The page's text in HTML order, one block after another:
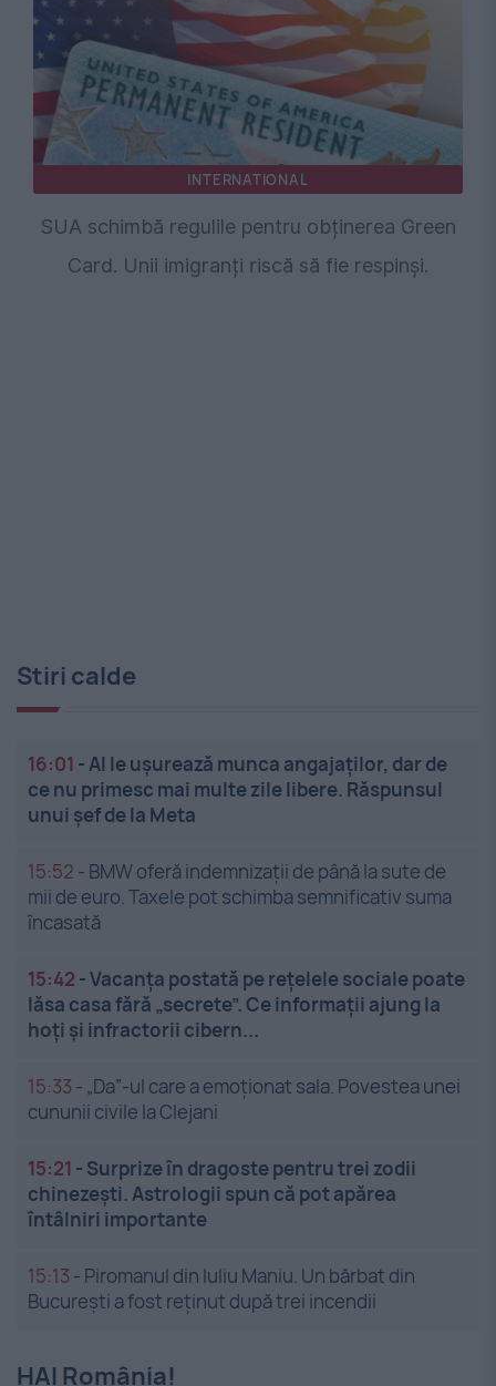
INTERNATIONAL
SUA schimbă regulile pentru obținerea Green
Card. Unii imigranți riscă să fie respinși.
Stiri calde
16:01 -AI le ușurează munca angajaților, dar de
ce nu primesc mai multe zile libere. Răspunsul
unui șef de la Meta
15:52 - BMW oferă indemnizații de până la sute de
mii de euro. Taxele pot schimba semnificativ suma
încasată
15:42 -Vacanța postată pe rețelele sociale poate
lăsa casa fără „secrete”. Ce informații ajung la
hoți și infractorii cibern...
15:33 - „Da”-ul care a emoționat sala. Povestea unei
cununii civile la Clejani
15:21 - Surprize în dragoste pentru trei zodii
chinezești. Astrologii spun că pot apărea
întâlniri importante
15:13 - Piromanul din Iuliu Maniu. Un bărbat din
București a fost reținut după trei incendii
HAI România!